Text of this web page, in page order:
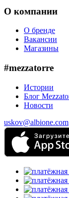
О компании
О бренде
Вакансии
Магазины
#mezzatorre
Истории
Блог
Новости
uskov@albione.com